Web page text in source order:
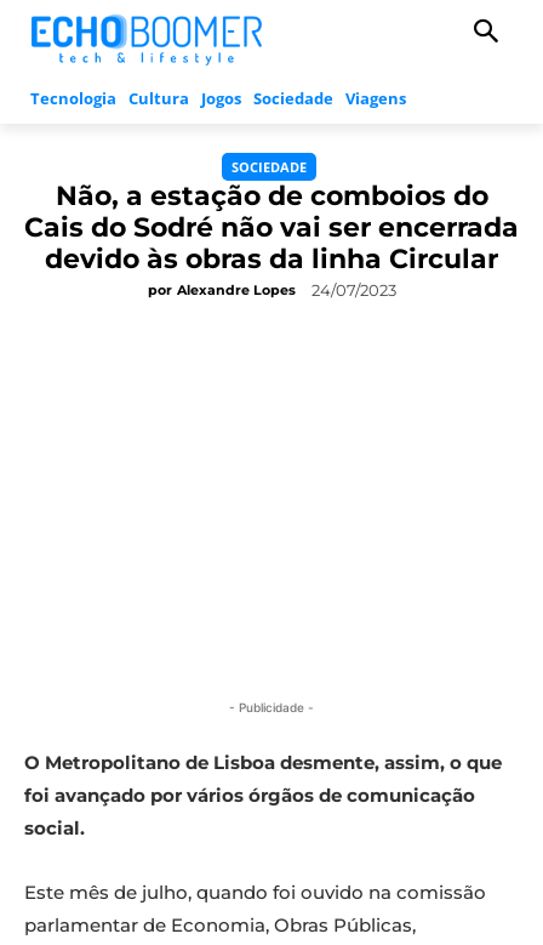
Tecnologia Cultura Jogos Sociedade Viagens
SOCIEDADE
Não, a estação de comboios do
Cais do Sodré não vai ser encerrada
devido às obras da linha Circular
por Alexandre Lopes 24/07/2023
- Publicidade -
O Metropolitano de Lisboa desmente, assim, o que
foi avançado por vários órgãos de comunicação
social.
Este mês de julho, quando foi ouvido na comissão
parlamentar de Economia, Obras Públicas,